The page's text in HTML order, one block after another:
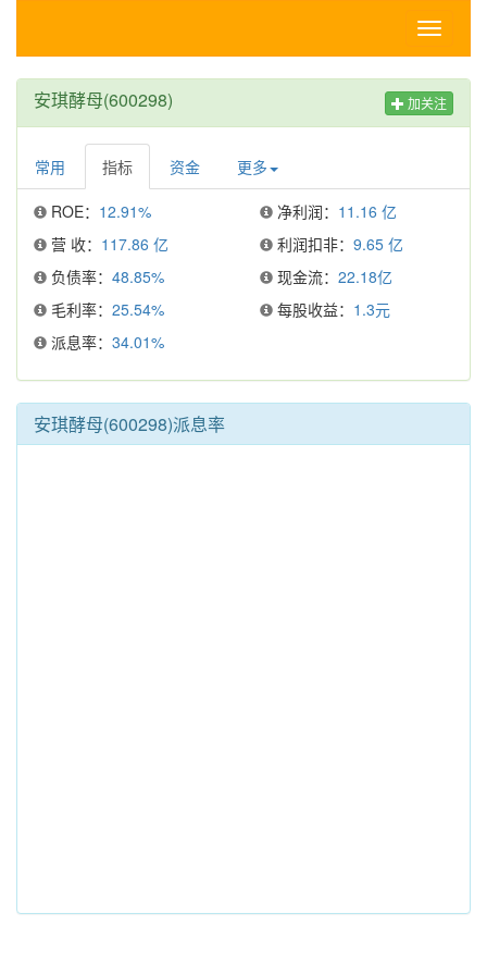
Toggle
安琪酵母(600298) 加关注
常用 指标 资金 更多
ROE： 12.91% 净利润： 11.16 亿
营 收： 117.86 亿 利润扣非： 9.65 亿
负债率： 48.85% 现金流： 22.18亿
毛利率： 25.54% 每股收益： 1.3元
派息率： 34.01%
安琪酵母(600298)派息率